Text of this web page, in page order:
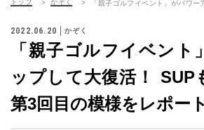
トップ かぞく 「親子ゴルフイベント」がパワ
2022.06.20 かぞく
「親子ゴルフイベント
ップして大復活！ SUP
第3回目の模様をレポート